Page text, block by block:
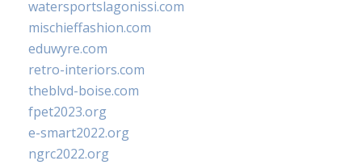
watersportslagonissi.com
mischieffashion.com
eduwyre.com
retro-interiors.com
theblvd-boise.com
fpet2023.org
e-smart2022.org
ngrc2022.org